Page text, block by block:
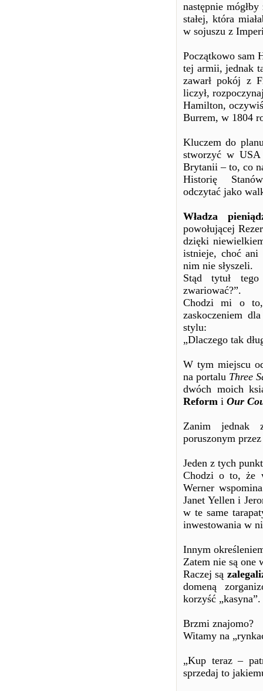
następnie
stałej, która
w sojuszu z
Początkowo sam
tej armii, jednak
zawarł pokój z
liczył,
Hamilton,
Burrem, w 1804
Kluczem do
stworzyć w
Brytanii – to, co
Historię
odczytać jako
Władza
powołującej
dzięki
istnieje, choć ani
nim nie słyszeli.
Stąd tytuł
zwariować?”.
Chodzi mi o
zaskoczeniem
stylu:
„Dlaczego tak
W tym miejscu
na portalu Three
dwóch moich
Reform i Our
Zanim jednak
poruszonym
Jeden z tych
Chodzi o to,
Werner
Janet Yellen i
w te same
inwestowania w
Innym
Zatem nie są one
Raczej są
domeną
korzyść „kasyna”.
Brzmi znajomo?
Witamy na
„Kup teraz –
sprzedaj to